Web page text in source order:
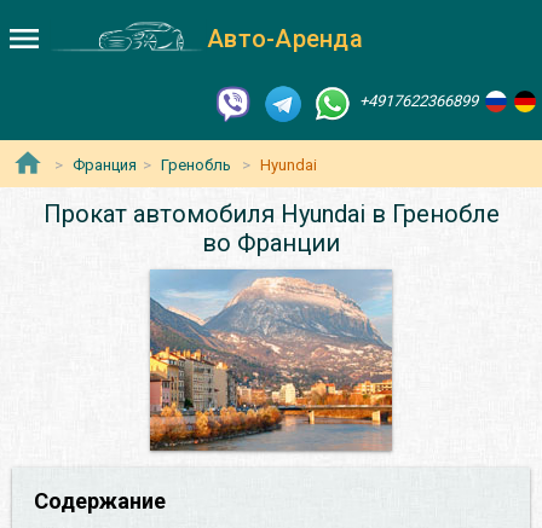
Авто-Аренда
+4917622366899
Франция Гренобль Hyundai
Прокат автомобиля Hyundai в Гренобле
во Франции
Содержание